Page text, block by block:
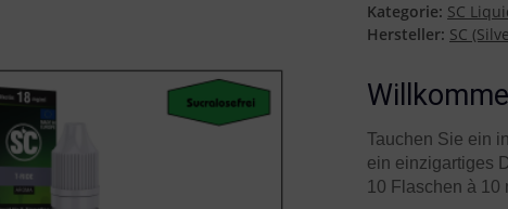
Kategorie: SC
Hersteller: SC
Tauchen Sie ein
ein einzigartiges
10 Flaschen à 10